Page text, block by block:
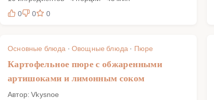
0
0 0
Основные блюда · Овощные блюда · Пюре
Картофельное пюре с обжаренными
артишоками и лимонным соком
Автор: Vkysnoe